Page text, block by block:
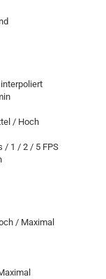
/ Hoch
/ 1 / 2 / 5 FPS
/ Maximal